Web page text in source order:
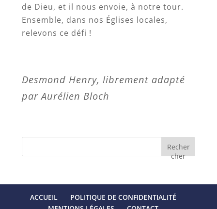
de Dieu, et il nous envoie, à notre tour.
Ensemble, dans nos Églises locales,
relevons ce défi !
Desmond Henry, librement adapté
par Aurélien Bloch
Recher
cher
ACCUEIL
POLITIQUE DE CONFIDENTIALITÉ